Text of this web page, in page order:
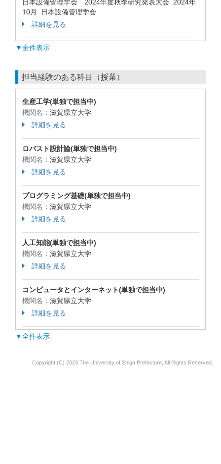
日本設備管理学会 2024年度秋季研究発表大会 2024年
10月 日本設備管理学会
詳細を見る
▼全件表示
担当経験のある科目（授業）
生産工学(単独で担当中)
機関名： 滋賀県立大学
詳細を見る
ロバスト設計論(単独で担当中)
機関名： 滋賀県立大学
詳細を見る
プログラミング基礎(単独で担当中)
機関名： 滋賀県立大学
詳細を見る
人工知能(単独で担当中)
機関名： 滋賀県立大学
詳細を見る
コンピュータとインターネット(単独で担当中)
機関名： 滋賀県立大学
詳細を見る
▼全件表示
Copyright (C) 2023 The University of Shiga Prefecture, All Rights Reserved.